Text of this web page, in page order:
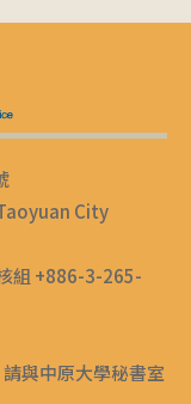
City
組 +886-3-265-
與中原大學秘書室